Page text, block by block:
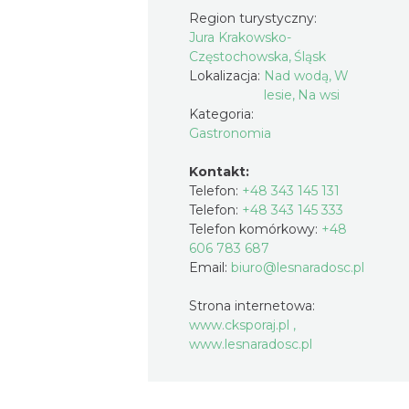
Region turystyczny:
Jura Krakowsko-
Częstochowska, Śląsk
Lokalizacja: Nad wodą, W
lesie, Na wsi
Kategoria:
Gastronomia
Kontakt:
Telefon: +48 343 145 131
Telefon: +48 343 145 333
Telefon komórkowy: +48
606 783 687
Email: biuro@lesnaradosc.pl
Strona internetowa:
www.cksporaj.pl ,
www.lesnaradosc.pl